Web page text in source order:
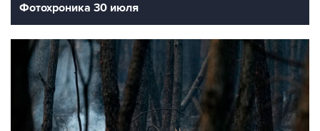
Фотохроника 30 июля